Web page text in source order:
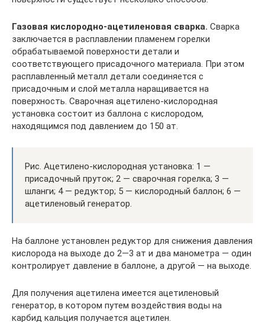
Газовая кислородно-ацетиленовая сварка. Сварка
заключается в расплавлении пламенем горелки
обрабатываемой поверхности детали и
соответствующего присадочного материала. При этом
расплавленный металл детали соединяется с
присадочным и слой металла наращивается на
поверхность. Сварочная ацетилено-кислородная
установка состоит из баллона с кислородом,
находящимся под давлением до 150 ат.
Рис. Ацетилено-кислородная установка: 1 —
присадочный пруток; 2 — сварочная горелка; 3 —
шланги; 4 — редуктор; 5 — кислородный баллон; 6 —
ацетиленовый генератор.
На баллоне установлен редуктор для снижения давления
кислорода на выходе до 2—3 ат и два манометра — один
контролирует давление в баллоне, а другой — на выходе.
Для получения ацетилена имеется ацетиленовый
генератор, в котором путем воздействия воды на
карбид кальция получается ацетилен.